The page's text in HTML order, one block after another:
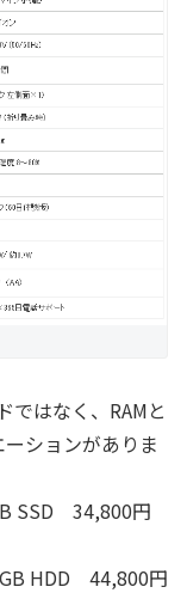
ではなく、RAMと
ションがありま
SSD 34,800円
HDD 44,800円